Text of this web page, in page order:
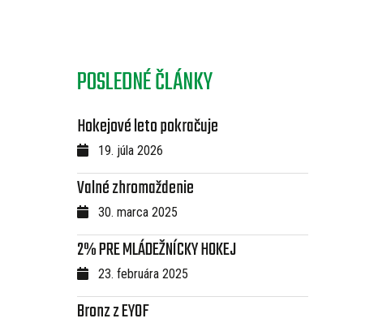
POSLEDNÉ ČLÁNKY
Hokejové leto pokračuje
19. júla 2026
Valné zhromaždenie
30. marca 2025
2% PRE MLÁDEŽNÍCKY HOKEJ
23. februára 2025
Bronz z EYOF